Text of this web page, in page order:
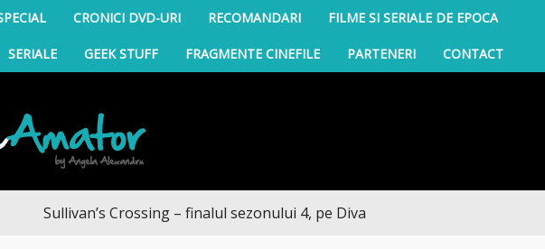
CRONICI DVD-URI RECOMANDARI FILME SI SERIALE DE EPOCA
SERIALE GEEK STUFF FRAGMENTE CINEFILE PARTENERI CONTACT
Crossing – finalul sezonului 4, pe Diva